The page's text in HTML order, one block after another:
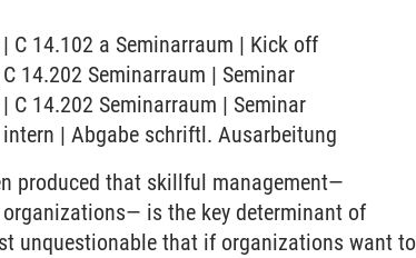
C 14.102 a Seminarraum | Kick off
14.202 Seminarraum | Seminar
C 14.202 Seminarraum | Seminar
| Abgabe schriftl. Ausarbeitung
produced that skillful management—
is the key determinant of
unquestionable that if organizations want to